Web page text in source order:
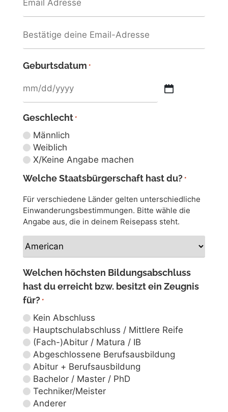
12 Monate ¥1,093,000
24 Monate
24 Monate ¥1,982,000
ÜBER DEN KURS
Kurseinteilung
Falls die Anwesenheitsrate eines Studenten im
ersten Studienjahr 90% oder mehr beträgt, gibt
es einen Rabatt auf die Studiengebühren für das
zweite Studienjahr. Je nach anderen
Bedingungen sind auch andere
Vergünstigungen der Studiengebühren möglich.
Geburtsdatum *
Geschlecht *
Männlich
Weiblich
X/Keine Angabe machen
Welche Staatsbürgerschaft hast du? *
Für verschiedene Länder gelten unterschiedliche
Einwanderungsbestimmungen. Bitte wähle die
Angabe aus, die in deinem Reisepass steht.
Welchen höchsten Bildungsabschluss
hast du erreicht bzw. besitzt ein Zeugnis
für? *
Kein Abschluss
Hauptschulabschluss / Mittlere Reife
(Fach-)Abitur / Matura / IB
Abgeschlossene Berufsausbildung
Abitur + Berufsausbildung
Bachelor / Master / PhD
Techniker/Meister
Anderer